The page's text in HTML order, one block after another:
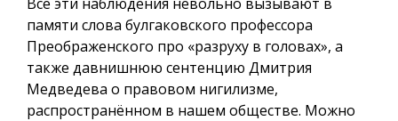
памяти слова булгаковского профессора
Преображенского про «разруху в головах», а
также давнишнюю сентенцию Дмитрия
Медведева о правовом нигилизме,
распространённом в нашем обществе. Можно